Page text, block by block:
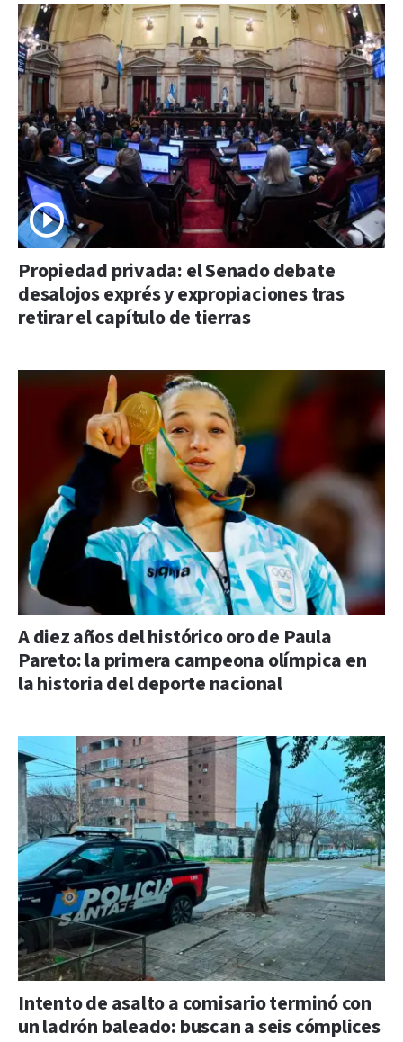
Propiedad privada: el Senado debate
desalojos exprés y expropiaciones tras
retirar el capítulo de tierras
A diez años del histórico oro de Paula
Pareto: la primera campeona olímpica en
la historia del deporte nacional
Intento de asalto a comisario terminó con
un ladrón baleado: buscan a seis cómplices